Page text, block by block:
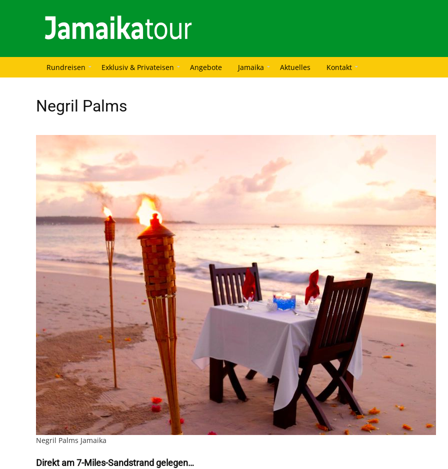
Rundreisen Exklusiv & Privateisen Angebote Jamaika Aktuelles Kontakt
Negril Palms
Negril Palms Jamaika
Direkt am 7-Miles-Sandstrand gelegen…